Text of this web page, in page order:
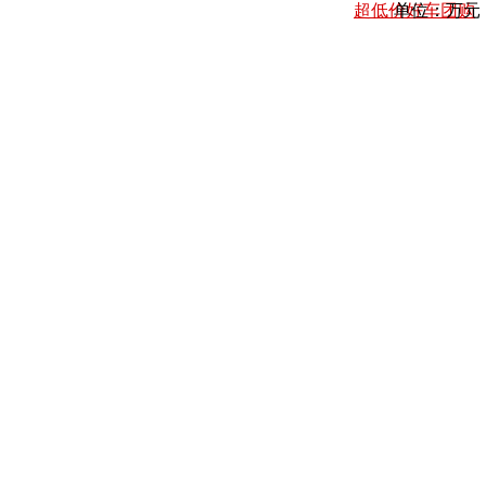
超低价好车团购
单位：万元